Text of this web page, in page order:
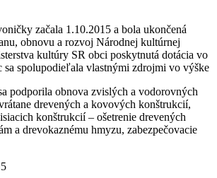
začala 1.10.2015 a bola ukončená
obnovu a rozvoj Národnej kultúrnej
kultúry SR obci poskytnutá dotácia vo
sa spolupodieľala vlastnými zdrojmi vo výške
podporila obnova zvislých a vodorovných
drevených a kovových konštrukcií,
konštrukcií – ošetrenie drevených
a drevokaznému hmyzu, zabezpečovacie